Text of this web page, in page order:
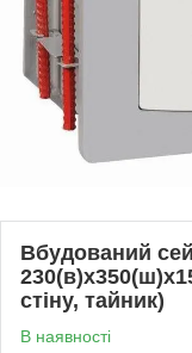
Вбудований
стіну, тайник)
В наявності